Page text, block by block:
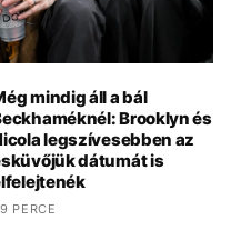
mindig áll a bál
Brooklyn és
legszívesebben az
dátumát is
PERCE